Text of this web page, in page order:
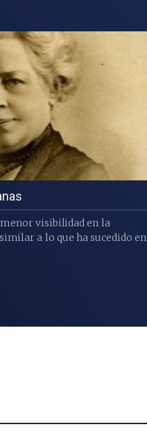
visibilidad en la
a lo que ha sucedido en